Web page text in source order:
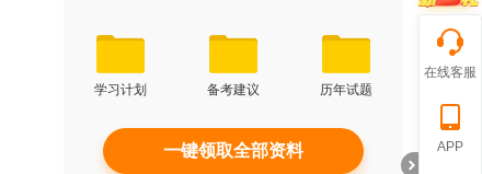
学习计划 备考建议 历年试题
一键领取全部资料
在线客服
APP